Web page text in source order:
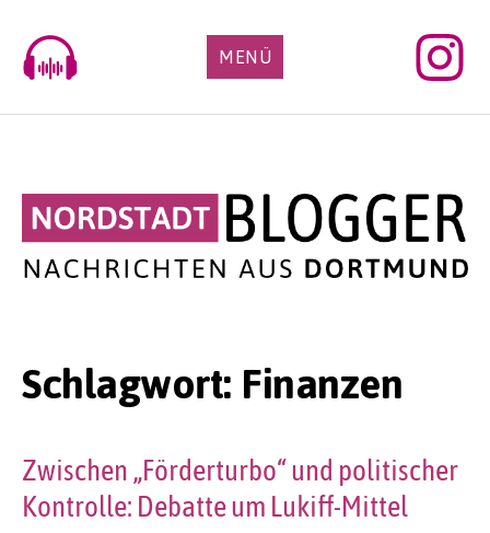
content
MENÜ
Schlagwort: Finanzen
Zwischen „Förderturbo“ und politischer
Kontrolle: Debatte um Lukiff-Mittel